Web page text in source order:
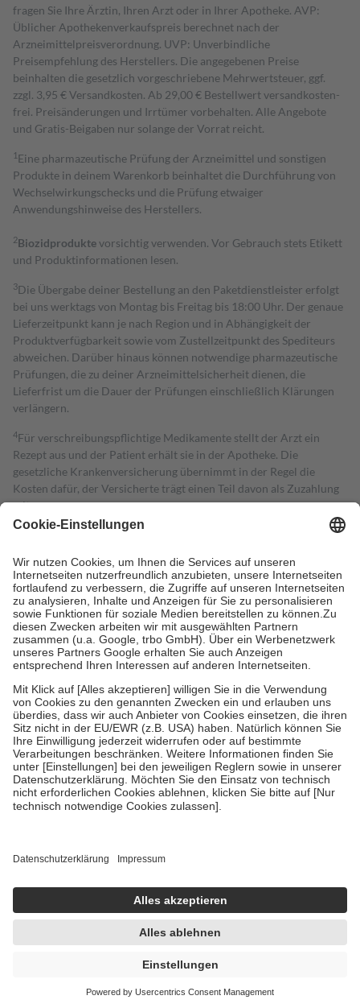
fragen Sie Ihre Ärztin, Ihren Arzt oder in Ihrer Apotheke. AVP:
Üblicher Apothekenverkaufspreis berechnet nach der
Arzneimittelpreisverordnung. UVP: Unverbindliche
Preisempfehlung des Herstellers. Die angegebenen Preise
beinhalten die gesetzlich vorgeschriebene Mehrwertsteuer, ggf.
zzgl. 3,95 € Versandkosten. Ab 29,00 € Bestell­wert versand­kosten­
frei. Preisänderungen und Irrtümer vorbehalten. Alle Angebote
und Gratis-Beigaben nur solange der Vorrat reicht.
1 Eine pharmazeutische Prüfung der Arzneimittel und sonstigen
Produkte in deinem Warenkorb beinhaltet die Durchführung von
Wechselwirkungschecks und die Prüfung etwaiger
Anwendungshinweise des Herstellers.
2Biozidproduktevorsichtig verwenden. Vor Gebrauch stets Etikett
und Produktinformationen lesen.
3Die Übergabe deiner Bestellung an den Paketdienstleister erfolgt
bei uns werktags von Montag bis Freitag bis 18:00 Uhr. Der genaue
Lieferzeitpunkt kann je nach Region und in Abhängigkeit der
Produktverfügbarkeit sowie vom Zustellzeitpunkt des Spediteurs
abweichen. Darüber hinaus können notwendige pharmazeutische
Prüfungen, die zu deiner Arzneimittelsicherheit dienen, die
Lieferfrist um die Dauer der Prüfungen einschließlich Klärungen
verlängern.
4Für verschreibungspflichtige Medikamente stellt der Arzt ein
Rezept aus und der Patient erhält sie in der Apotheke. Die
gesetzliche Krankenversicherung übernimmt in der Regel die
Kosten dafür, der Versicherte trägt einen Teil davon als Zuzahlung
mit.
Grundsätzlich leisten Mitglieder Zuzahlungen in Höhe von zehn
höchstens zehn Euro.
Es sind jedoch nie mehr als die tatsächlichen
Kosten der Leistung zu entrichten.
Diese Regeln gelten grundsätzlich auch für Online-Apotheken.
Bei Heilmitteln und häuslicher Krankenpflege beträgt die
Zuzahlung zehn Prozent der Kosten sowie zehn Euro je
Verordnung.
Um das Engagement der Versicherten für ihre eigene Gesundheit zu
stärken und die besondere Stellung der Familie zu unterstützen,
fallenkeine Zuzahlungenan bei:
• Kindern und Jugendlichen bis zum vollendeten 18. Lebensjahr
mit Ausnahme der Fahrkosten
• Untersuchungen zur Vorsorge und Früherkennung, die von der
GKV getragen werden
• empfohlenen Schutzimpfungen
• Harn- und Blutteststreifen
getroffen, um sicherzustellen, dass es sich um echte Bewertungen
https://help.etrusted.com/hc/de/articles/4419944605341
Einige Bilder und Inhalte wurden unter Zuhilfenahme künstlicher